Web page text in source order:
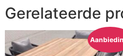
Gerelateerde